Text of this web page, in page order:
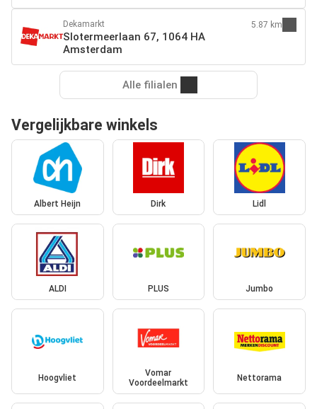
Dekamarkt
Slotermeerlaan 67, 1064 HA
Amsterdam
5.87 km
Alle filialen
Vergelijkbare winkels
Albert Heijn Dirk Lidl
ALDI PLUS Jumbo
Hoogvliet
Vomar
Voordeelmarkt
Nettorama